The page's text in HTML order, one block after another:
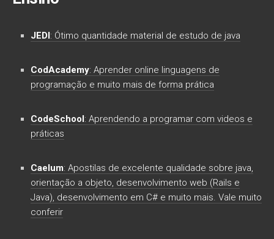
JEDI: Ótimo quantidade material de estudo de java
CodAcademy: Aprender online linguagens de
programação e muito mais de forma prática
CodeSchool: Aprendendo a programar com videos e
práticas
Caelum: Apostilas de excelente qualidade sobre java,
orientação a objeto, desenvolvimento web (Rails e
Java), desenvolvimento em C# e muito mais. Vale muito
conferir